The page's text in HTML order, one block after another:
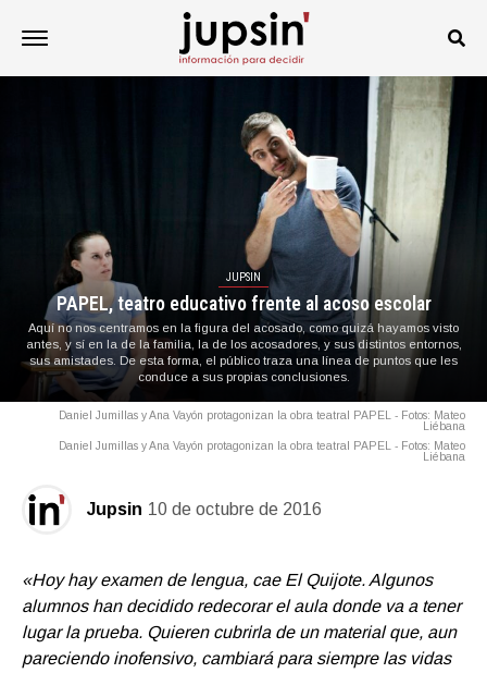
JUPSIN
PAPEL, teatro educativo frente al acoso escolar
Aquí no nos centramos en la figura del acosado, como quizá hayamos visto
antes, y sí en la de la familia, la de los acosadores, y sus distintos entornos,
sus amistades. De esta forma, el público traza una línea de puntos que les
conduce a sus propias conclusiones.
Daniel Jumillas y Ana Vayón protagonizan la obra teatral PAPEL - Fotos: Mateo
Liébana
Daniel Jumillas y Ana Vayón protagonizan la obra teatral PAPEL - Fotos: Mateo
Liébana
Jupsin 10 de octubre de 2016
«Hoy hay examen de lengua, cae El Quijote. Algunos
alumnos han decidido redecorar el aula donde va a tener
lugar la prueba. Quieren cubrirla de un material que, aun
pareciendo inofensivo, cambiará para siempre las vidas